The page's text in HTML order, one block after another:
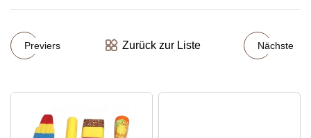
Previers Zurück zur Liste Nächste